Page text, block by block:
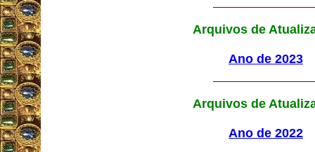
Arquivos de
Ano de 2023
Arquivos de
Ano de 2022